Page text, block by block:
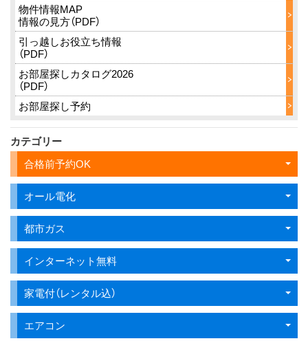
物件情報MAP
情報の見方（PDF）
引っ越しお役立ち情報
（PDF）
お部屋探しカタログ2026
（PDF）
お部屋探し予約
カテゴリー
合格前予約OK
オール電化
都市ガス
インターネット無料
家電付（レンタル込）
エアコン